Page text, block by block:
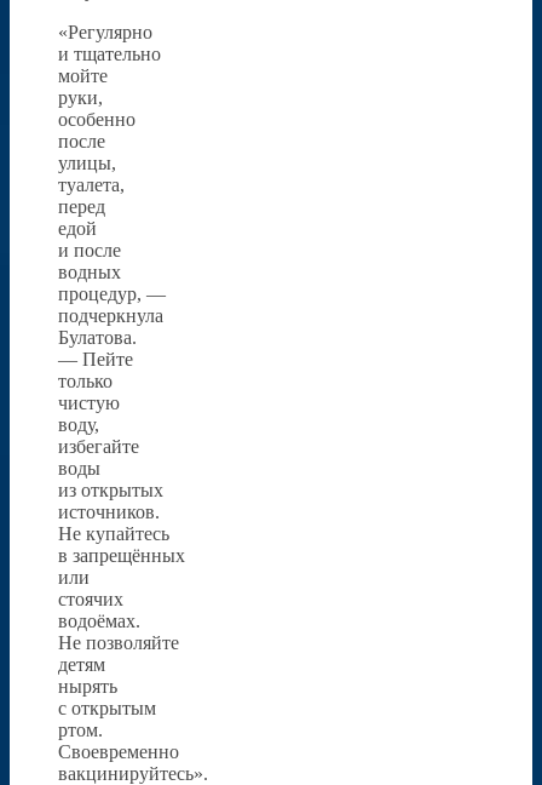
«Регулярно
и тщательно
мойте
руки,
особенно
после
улицы,
туалета,
перед
едой
и после
водных
процедур, —
подчеркнула
Булатова.
— Пейте
только
чистую
воду,
избегайте
воды
из открытых
источников.
Не купайтесь
в запрещённых
или
стоячих
водоёмах.
Не позволяйте
детям
нырять
с открытым
ртом.
Своевременно
вакцинируйтесь».